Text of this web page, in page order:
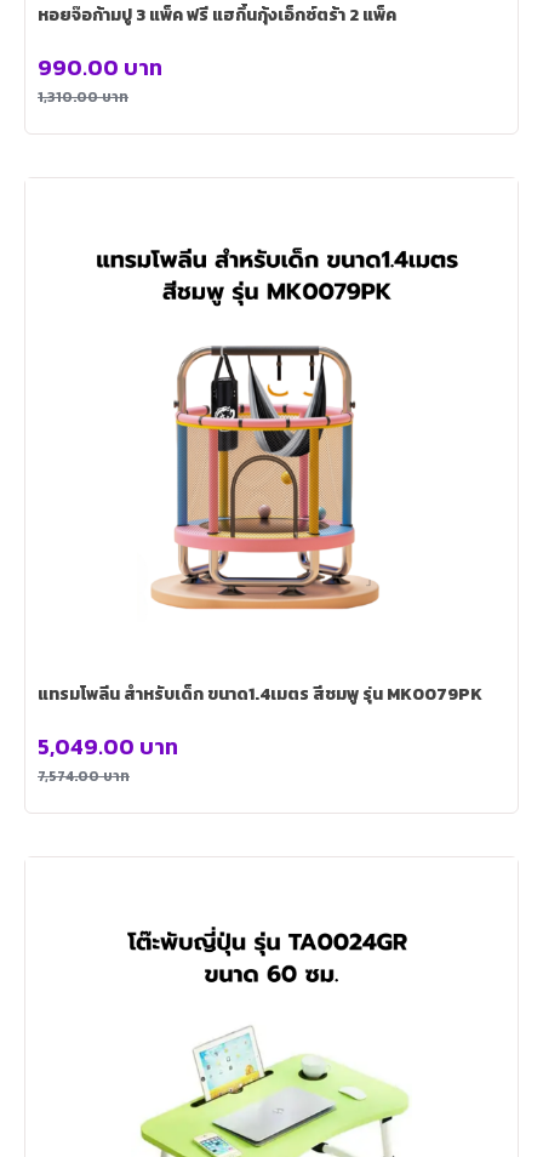
หอยจ๊อก้ามปู 3 แพ็ค ฟรี แฮกึ้นกุ้งเอ็กซ์ตร้า 2 แพ็ค
1,310.00บาท
990.00 บาท
แทรมโพลีน สำหรับเด็ก ขนาด1.4เมตร สีชมพู รุ่น MK0079PK
7,574.00บาท
5,049.00 บาท